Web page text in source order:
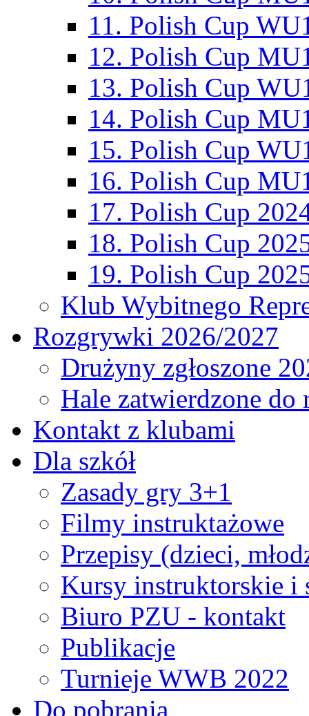
11. Polish Cup
12. Polish Cup
13. Polish Cup
14. Polish Cup
15. Polish Cup
16. Polish Cup
17. Polish Cup
18. Polish Cup
19. Polish Cup
Klub Wybitnego
Rozgrywki 2026/2027
Drużyny zgłoszone
Hale zatwierdzone
Kontakt z klubami
Dla szkół
Zasady gry 3+1
Filmy instruktażowe
Przepisy (dzieci,
Kursy instruktorskie i
Biuro PZU - kontakt
Publikacje
Turnieje WWB 2022
Do pobrania